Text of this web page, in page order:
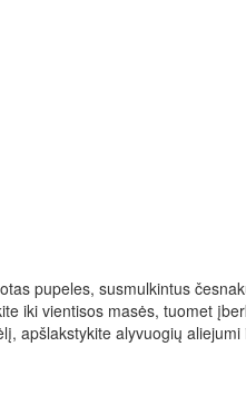
pupeles, susmulkintus
iki vientisos masės, tuomet
apšlakstykite alyvuogių